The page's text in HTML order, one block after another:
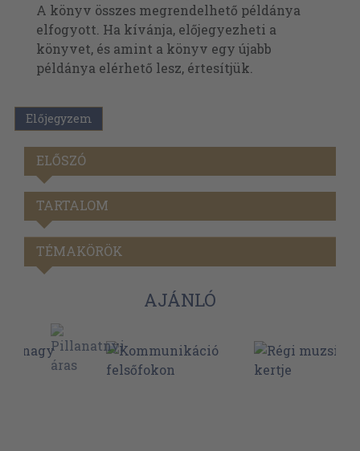
A könyv összes megrendelhető példánya
elfogyott. Ha kívánja, előjegyezheti a
könyvet, és amint a könyv egy újabb
példánya elérhető lesz, értesítjük.
Előjegyzem
ELŐSZÓ
TARTALOM
TÉMAKÖRÖK
AJÁNLÓ